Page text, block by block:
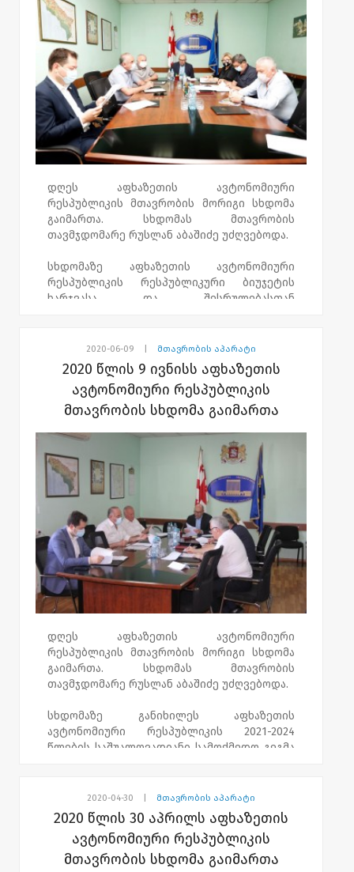
რესპუბლიკის 2020 წლის რესპუბლიკური
ბიუჯეტის შესახებ“ აფხაზეთის
ავტონომიური რესპუბლიკის კანონში
ცვლილების შეტანის თაობაზე“.
დღეს აფხაზეთის ავტონომიური
რესპუბლიკის მთავრობის მორიგი სხდომა
გაიმართა. სხდომას მთავრობის
თავმჯდომარე რუსლან აბაშიძე უძღვებოდა.
სხდომაზე აფხაზეთის ავტონომიური
რესპუბლიკის რესპუბლიკური ბიუჯეტის
ხარჯვასა და შესრულებასთან
მოისმინეს.აუდიტის სამსახურის მიერ
გაცემული რეკომენდაციების
უზრუნველსაყოფად სამინისტროებს
შესაბამისი ზომების მიღება დაევალათ.
2020-06-09 მთავრობის აპარატი
2020 წლის 9 ივნისს აფხაზეთის
ავტონომიური რესპუბლიკის
მთავრობის სხდომა გაიმართა
დღეს აფხაზეთის ავტონომიური
რესპუბლიკის მთავრობის მორიგი სხდომა
გაიმართა. სხდომას მთავრობის
თავმჯდომარე რუსლან აბაშიძე უძღვებოდა.
სხდომაზე განიხილეს აფხაზეთის
ავტონომიური რესპუბლიკის 2021-2024
წლების საშუალოვადიანი სამოქმედო გეგმა
კორონავირუსის (COVID-19) გავრცელების
პრევენციის მიზნით აფხაზეთის
ავტონომიური რესპუბლიკის მთავრობის
მიერ გაწეული საქმიანობის შესახებ
ინფორმაცია მოისმინეს.
2020-04-30 მთავრობის აპარატი
2020 წლის 30 აპრილს აფხაზეთის
ავტონომიური რესპუბლიკის
მთავრობის სხდომა გაიმართა